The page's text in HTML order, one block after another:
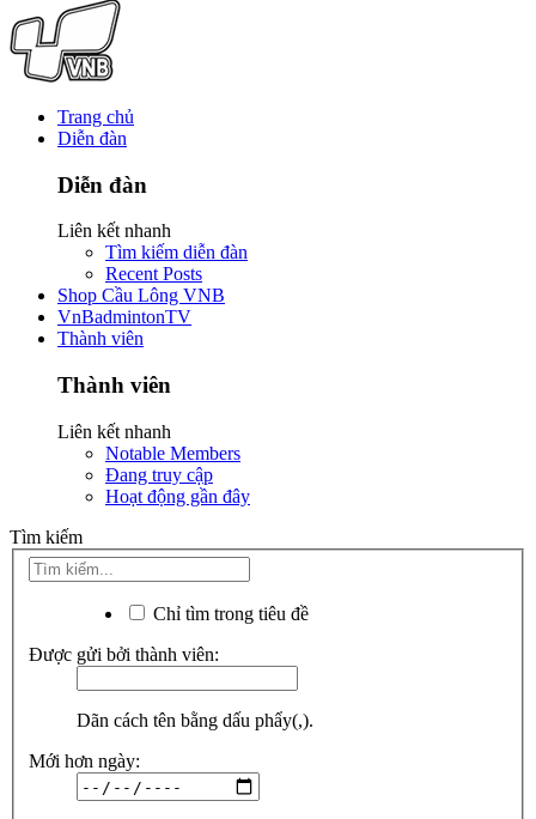
Trang chủ
Diễn đàn
Diễn đàn
Liên kết nhanh
Tìm kiếm diễn đàn
Recent Posts
Shop Cầu Lông VNB
VnBadmintonTV
Thành viên
Thành viên
Liên kết nhanh
Notable Members
Đang truy cập
Hoạt động gần đây
Tìm kiếm
Chỉ tìm trong tiêu đề
Được gửi bởi thành viên:
Dãn cách tên bằng dấu phẩy(,).
Mới hơn ngày: